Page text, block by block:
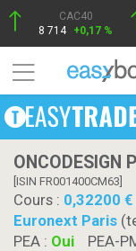
CAC40
8 714 +0,17 %
ONCODESIGN
[ISIN FR001400CM63]
Cours : 0,32200
Euronext Paris
PEA : Oui PEA-